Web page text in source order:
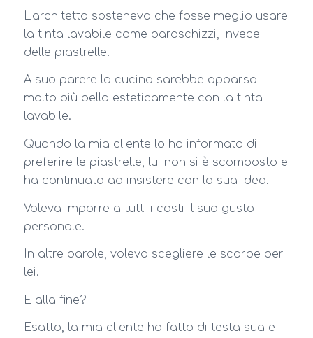
L’architetto sosteneva che fosse meglio usare
la tinta lavabile come paraschizzi, invece
delle piastrelle.
A suo parere la cucina sarebbe apparsa
molto più bella esteticamente con la tinta
lavabile.
Quando la mia cliente lo ha informato di
preferire le piastrelle, lui non si è scomposto e
ha continuato ad insistere con la sua idea.
Voleva imporre a tutti i costi il suo gusto
personale.
In altre parole, voleva scegliere le scarpe per
lei.
E alla fine?
Esatto, la mia cliente ha fatto di testa sua e